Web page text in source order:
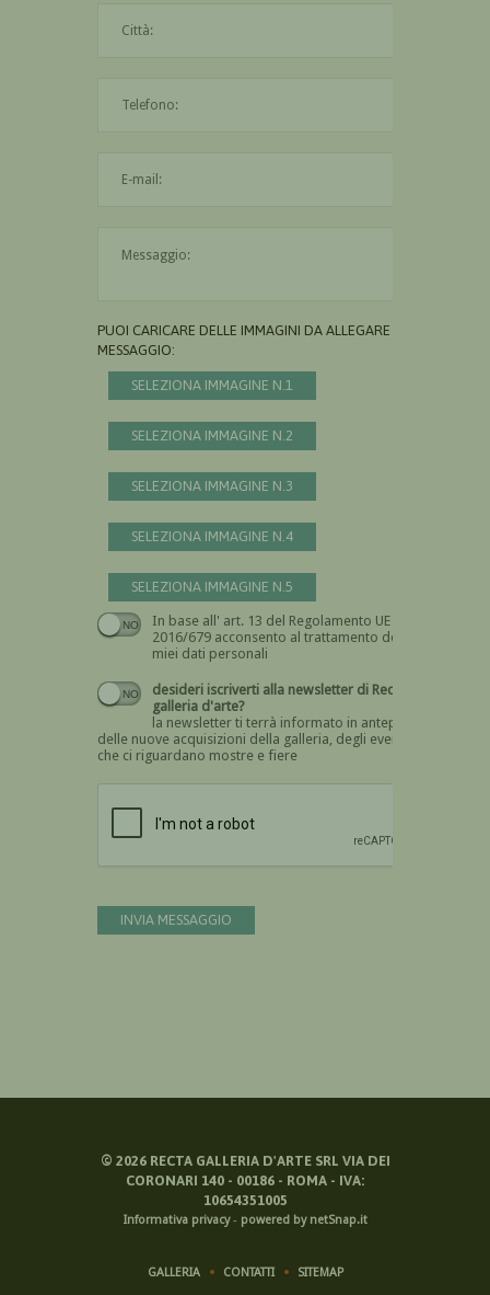
PUOI CARICARE DELLE IMMAGINI DA ALLEGARE AL
MESSAGGIO:
SELEZIONA IMMAGINE N.1
SELEZIONA IMMAGINE N.2
SELEZIONA IMMAGINE N.3
SELEZIONA IMMAGINE N.4
SELEZIONA IMMAGINE N.5
In base all' art. 13 del Regolamento UE n.
2016/679 acconsento al trattamento dei
miei dati personali
Devi dare il consenso
desideri iscriverti alla newsletter di Recta
galleria d'arte?
la newsletter ti terrà informato in anteprima
delle nuove acquisizioni della galleria, degli eventi
che ci riguardano mostre e fiere
INVIA MESSAGGIO
© 2026RECTA GALLERIA D'ARTE SRL VIA DEI
CORONARI 140 - 00186 - ROMA - IVA:
10654351005
Informativa privacy- powered by netSnap.it
GALLERIA CONTATTI SITEMAP